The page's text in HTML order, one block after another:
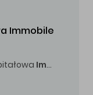
Immobile
Immobile